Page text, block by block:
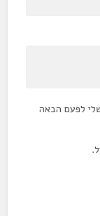
לפעם הבאה